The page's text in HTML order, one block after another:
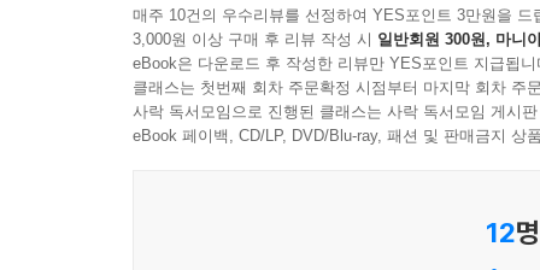
영원의 사랑과 내통하고 있다. …… (중략) …… 더
한 자 한 자 찍어낸 140자, 곽노현의 희망을 품다
현장을 책임지기도 하지만 현실 속에 존재하는
《나비》에 등장하는 트위터 글은 지극히 온화
“가까이 보아야 예쁘다 / 오래 보아야 사랑스럽
매주 10건의 우수리뷰를 선정하여 YES포인트 3만원을 드
3,000원 이상 구매 후 리뷰 작성 시 일반회원 300원, 마니
eBook은 다운로드 후 작성한 리뷰만 YES포인트 지급됩니
클래스는 첫번째 회차 주문확정 시점부터 마지막 회차 주
사락 독서모임으로 진행된 클래스는 사락 독서모임 게시
eBook 페이백, CD/LP, DVD/Blu-ray, 패션 및 판매금지 상
12